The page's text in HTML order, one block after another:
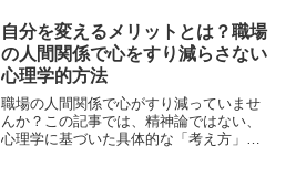
る自分になりましょう。
自分を変えるメリットとは？職場
の人間関係で心をすり減らさない
心理学的方法
職場の人間関係で心がすり減っていませ
んか？この記事では、精神論ではない、
心理学に基づいた具体的な「考え方」と